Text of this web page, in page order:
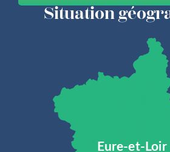
Situation